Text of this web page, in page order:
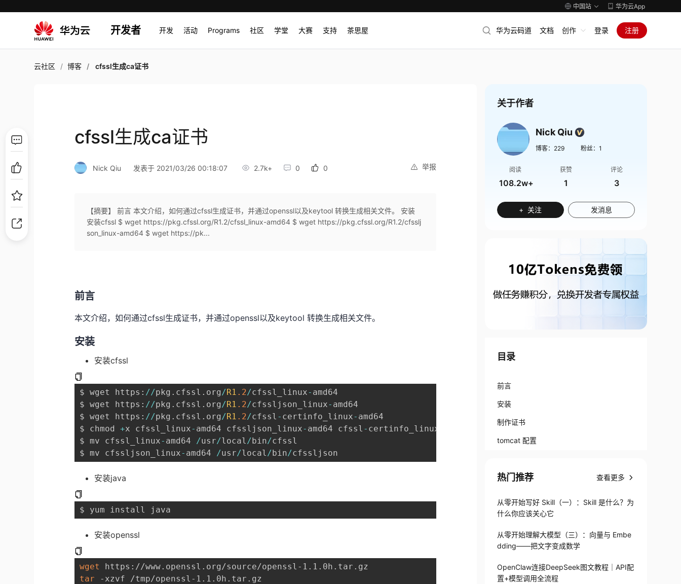
中国站 华为云App
开发者 开发 活动 Programs 社区 学堂 大赛 支持 茶思屋 华为云码道 文档 创作 登录 注册
云社区 博客 cfssl生成ca证书
cfssl生成ca证书
举报
Nick Qiu 发表于 2021/03/26 00:18:07 2.7k+ 0 0
【摘要】 前言 本文介绍，如何通过cfssl生成证书，并通过openssl以及keytool 转换生成相关文件。 安装
安装cfssl $ wget https://pkg.cfssl.org/R1.2/cfssl_linux-amd64 $ wget https://pkg.cfssl.org/R1.2/cfsslj
son_linux-amd64 $ wget https://pk...
前言
本文介绍，如何通过cfssl生成证书，并通过openssl以及keytool 转换生成相关文件。
安装
安装cfssl
$ wget https : //pkg . cfssl . org/R1 .2/cfssl_linux- amd64
$ wget https : //pkg . cfssl . org/R1 .2/cfssljson_linux- amd64
$ wget https : //pkg . cfssl . org/R1 .2/cfssl - certinfo_linux- amd64
$ chmod +x cfssl_linux- amd64 cfssljson_linux- amd64 cfssl - certinfo_linux
$ mv cfssl_linux- amd64 /usr/local/bin/cfssl
$ mv cfssljson_linux- amd64 /usr/local/bin/
安装java
安装openssl
wget
tar
关于作者
Nick Qiu
博客： 229 粉丝： 1
阅读
108.2w+
获赞
1
评论
3
+ 关注 发消息
目录
前言
安装
制作证书
tomcat 配置
热门推荐 查看更多
从零开始写好 Skill（一）：Skill 是什么？为
什么你应该关心它
从零开始理解大模型（三）：向量与 Embe
dding——把文字变成数学
OpenClaw连接DeepSeek图文教程｜API配
置+模型调用全流程